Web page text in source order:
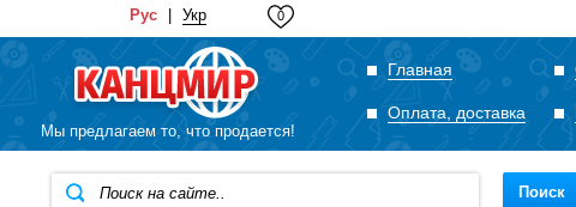
Рус Укр 0
Мы предлагаем то, что продается!
Главная
Оплата, доставка
Поиск